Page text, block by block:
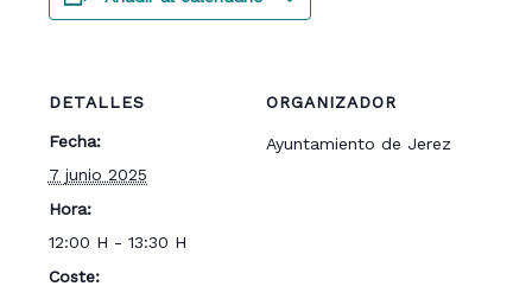
DETALLES
Fecha:
7 junio 2025
Hora:
12:00 H - 13:30 H
Coste:
ORGANIZADOR
Ayuntamiento de Jerez